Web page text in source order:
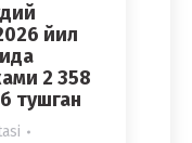
йил
2 358
тушган